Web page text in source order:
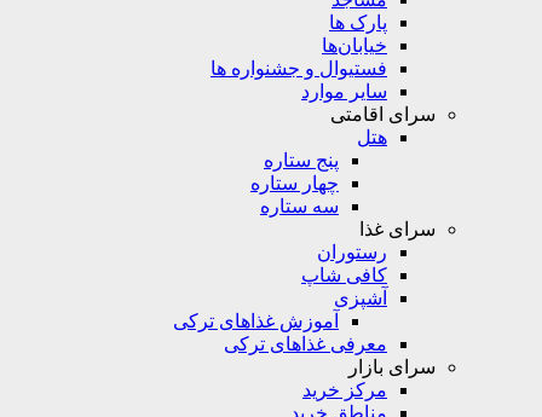
پارک ها
خیابان‌ها
فستیوال و جشنواره ها
سایر موارد
سرای اقامتی
هتل
پنج ستاره
چهار ستاره
سه ستاره
سرای غذا
رستوران
کافی شاپ
آشپزی
آموزش غذاهای ترکی
معرفی غذاهای ترکی
سرای بازار
مرکز خرید
مناطق خرید